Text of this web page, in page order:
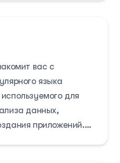
вас с
языка
для
данных,
приложений.